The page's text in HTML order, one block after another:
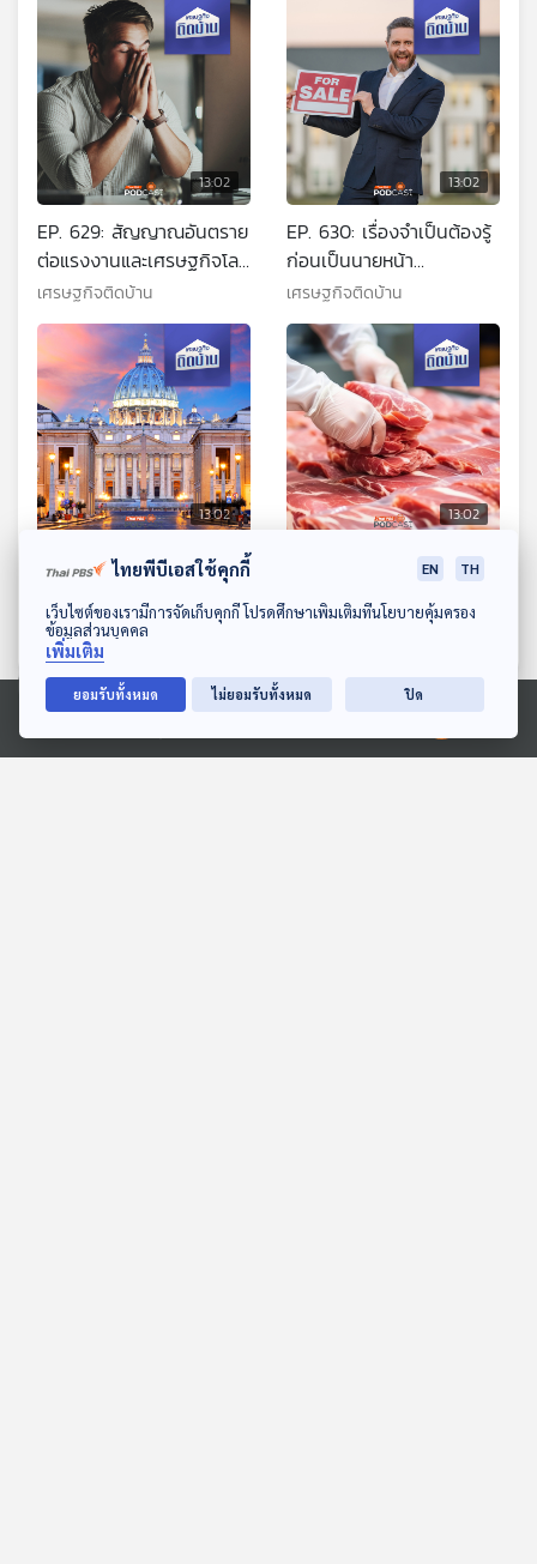
ดาวน์โหลด Thai PBS Podcast Application
Ⓒ 2020 องค์การกระจายเสียงและแพร่ภาพสาธารณะแห่งประเทศไทย
13:02
EP. 629: สัญญาณอันตราย
ต่อแรงงานและเศรษฐกิจโลก
จากภาวะหมดไฟ
เศรษฐกิจติดบ้าน
13:02
EP. 630: เรื่องจำเป็นต้องรู้
ก่อนเป็นนายหน้า
อสังหาริมทรัพย์
เศรษฐกิจติดบ้าน
13:02
EP. 631: นครรัฐวาติกัน
เศรษฐกิจติดบ้าน
13:02
EP. 632: หมูไทยกำลังจะไม่
จากสหรัฐฯ
เศรษฐกิจติดบ้าน
ไทยพีบีเอสใช้คุกกี้ EN TH
เว็บไซต์ของเรามีการจัดเก็บคุกกี้ โปรดศึกษาเพิ่มเติมที่นโยบายคุ้มครอง
ข้อมูลส่วนบุคคล
เพิ่มเติม
ยอมรับทั้งหมด ไม่ยอมรับทั้งหมด ปิด